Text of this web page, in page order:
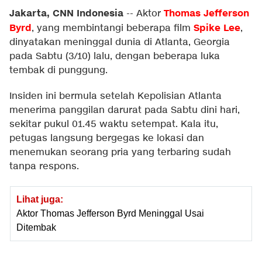
Jakarta, CNN Indonesia -- Aktor Thomas Jefferson
Byrd, yang membintangi beberapa film Spike Lee,
dinyatakan meninggal dunia di Atlanta, Georgia
pada Sabtu (3/10) lalu, dengan beberapa luka
tembak di punggung.
Insiden ini bermula setelah Kepolisian Atlanta
menerima panggilan darurat pada Sabtu dini hari,
sekitar pukul 01.45 waktu setempat. Kala itu,
petugas langsung bergegas ke lokasi dan
menemukan seorang pria yang terbaring sudah
tanpa respons.
Lihat juga:
Aktor Thomas Jefferson Byrd Meninggal Usai
Ditembak